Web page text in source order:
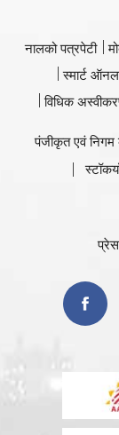
नालको पत्रपेटी
स्मार्ट
विधिक
पंजीकृत एवं निगम
प्रेस